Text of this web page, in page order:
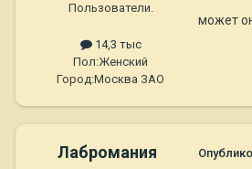
Пользователи.
14,3 тыс
Пол:Женский
Город:Москва ЗАО
может
Лабромания